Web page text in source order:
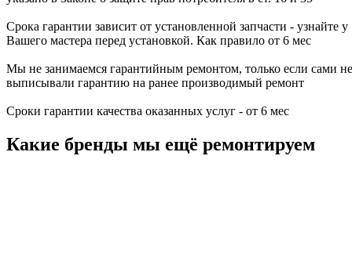
Срока гарантии зависит от установленной запчасти - узнайте у
Вашего мастера перед установкой. Как правило от 6 мес
Мы не занимаемся гарантийным ремонтом, только если сами не
выписывали гарантию на ранее производимый ремонт
Сроки гарантии качества оказанных услуг - от 6 мес
Какие бренды мы ещё ремонтируем